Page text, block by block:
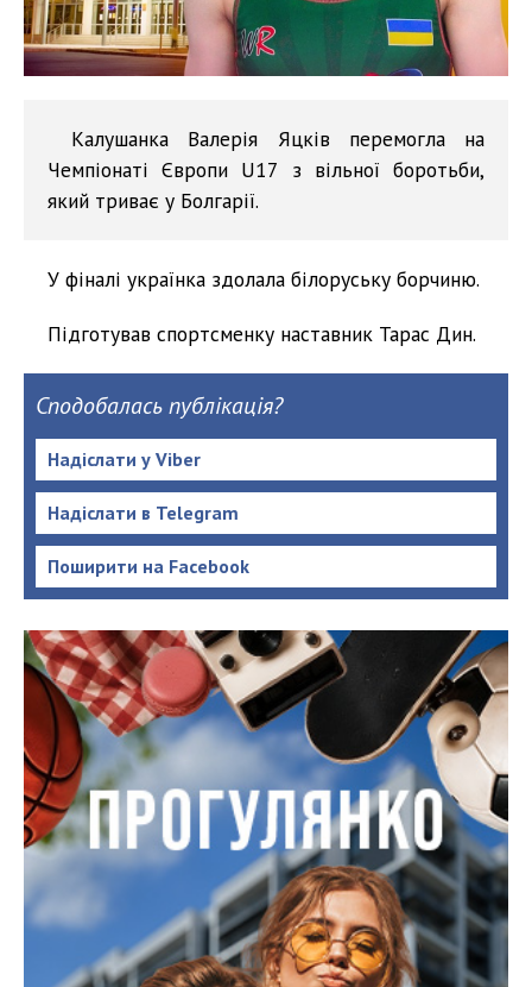
Калушанка Валерія Яцків перемогла на
Чемпіонаті Європи U17 з вільної боротьби,
який триває у Болгарії.
У фіналі українка здолала білоруську борчиню.
Підготував спортсменку наставник Тарас Дин.
Сподобалась публікація?
Надіслати у Viber
Надіслати в Telegram
Поширити на Facebook